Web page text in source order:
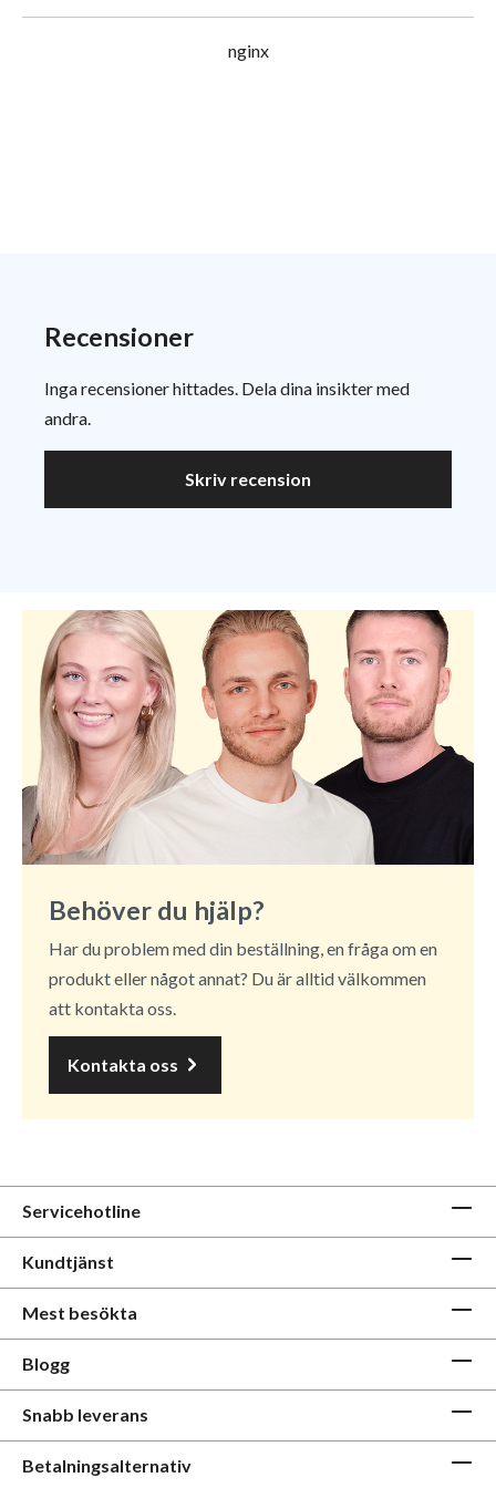
nginx
Recensioner
Inga recensioner hittades. Dela dina insikter med
andra.
Skriv recension
Behöver du hjälp?
Har du problem med din beställning, en fråga om en
produkt eller något annat? Du är alltid välkommen
att kontakta oss.
Kontakta oss
Servicehotline
Kundtjänst
Mest besökta
Blogg
Snabb leverans
Betalningsalternativ